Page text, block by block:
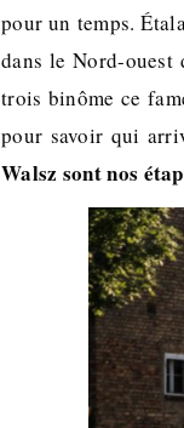
pour un temps.
dans le Nord-ouest
trois binôme ce
pour savoir qui
Walsz sont nos